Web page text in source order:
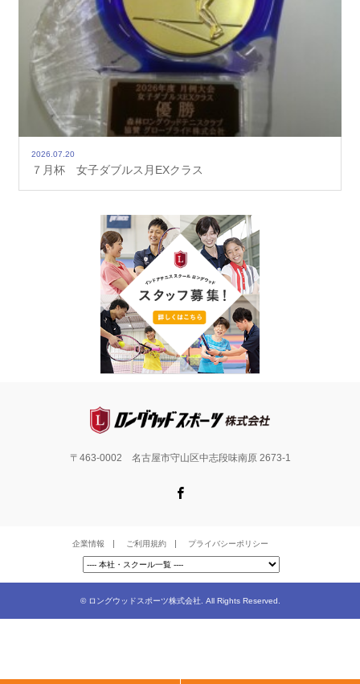
2026.07.20
７月杯 女子ダブルス月EXクラス
〒463-0002 名古屋市守山区中志段味南原 2673-1
企業情報 ご利用規約 プライバシーポリシー
© ロングウッドスポーツ株式会社. All Rights Reserved.